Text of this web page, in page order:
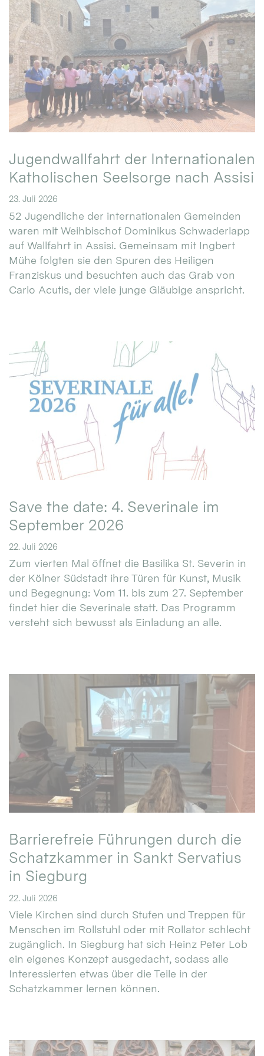
Jugendwallfahrt der Internationalen
Katholischen Seelsorge nach Assisi
23. Juli 2026
52 Jugendliche der internationalen Gemeinden
waren mit Weihbischof Dominikus Schwaderlapp
auf Wallfahrt in Assisi. Gemeinsam mit Ingbert
Mühe folgten sie den Spuren des Heiligen
Franziskus und besuchten auch das Grab von
Carlo Acutis, der viele junge Gläubige anspricht.
Save the date: 4. Severinale im
September 2026
22. Juli 2026
Zum vierten Mal öffnet die Basilika St. Severin in
der Kölner Südstadt ihre Türen für Kunst, Musik
und Begegnung: Vom 11. bis zum 27. September
findet hier die Severinale statt. Das Programm
versteht sich bewusst als Einladung an alle.
Barrierefreie Führungen durch die
Schatzkammer in Sankt Servatius
in Siegburg
22. Juli 2026
Viele Kirchen sind durch Stufen und Treppen für
Menschen im Rollstuhl oder mit Rollator schlecht
zugänglich. In Siegburg hat sich Heinz Peter Lob
ein eigenes Konzept ausgedacht, sodass alle
Interessierten etwas über die Teile in der
Schatzkammer lernen können.